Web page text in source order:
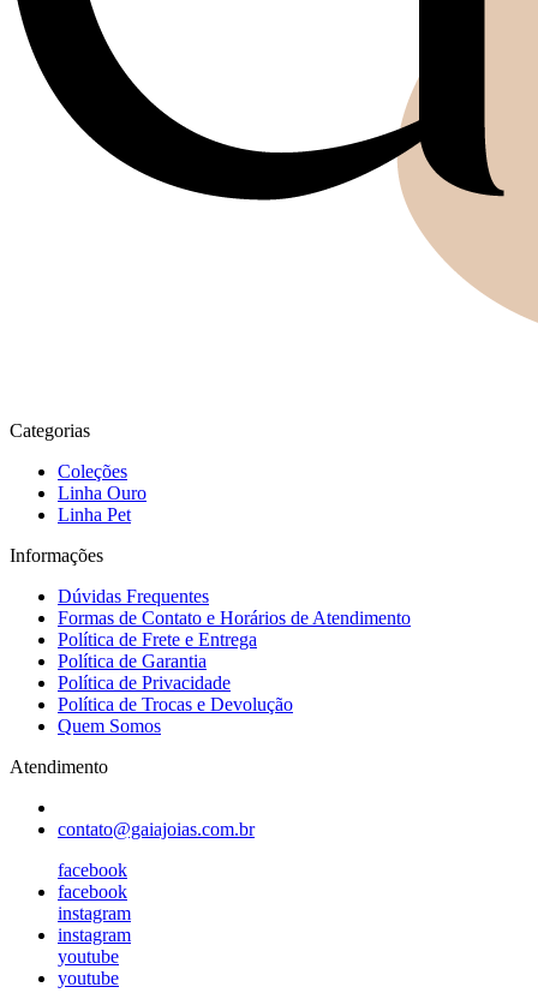
Categorias
Coleções
Linha Ouro
Linha Pet
Informações
Dúvidas Frequentes
Formas de Contato e Horários de Atendimento
Política de Frete e Entrega
Política de Garantia
Política de Privacidade
Política de Trocas e Devolução
Quem Somos
Atendimento
contato@gaiajoias.com.br
facebook
facebook
instagram
instagram
youtube
youtube